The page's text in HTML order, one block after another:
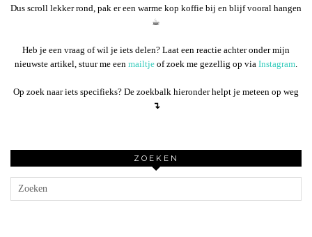
Dus scroll lekker rond, pak er een warme kop koffie bij en blijf vooral hangen
☕︎
Heb je een vraag of wil je iets delen? Laat een reactie achter onder mijn
nieuwste artikel, stuur me een mailtje of zoek me gezellig op via Instagram
Op zoek naar iets specifieks? De zoekbalk hieronder helpt je meteen op weg
↴
ZOEKEN